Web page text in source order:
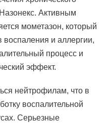
Активным
мометазон, который
воспаления и аллергии,
процесс и
эффект.
нейтрофилам, что в
воспалительной
Серьезные